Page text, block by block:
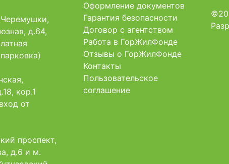
д.64,
кор.1
от
проспект,
д.6 и м.
Оформление документов
Гарантия безопасности
Договор с агентством
Работа в ГорЖилФонде
Отзывы о ГорЖилФонде
Контакты
Пользовательское
соглашение